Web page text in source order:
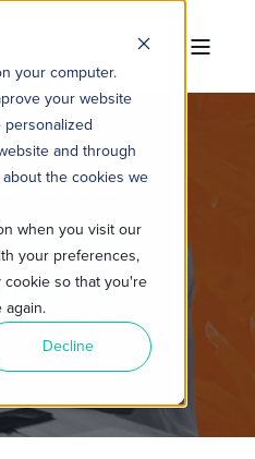
your computer.
your website
and through
the cookies we
when you visit our
your preferences,
so that you're
again.
Decline
PARA SUA